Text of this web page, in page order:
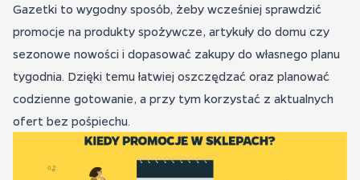
Gazetki to wygodny sposób, żeby wcześniej sprawdzić
promocje na produkty spożywcze, artykuły do domu czy
sezonowe nowości i dopasować zakupy do własnego planu
tygodnia. Dzięki temu łatwiej oszczędzać oraz planować
codzienne gotowanie, a przy tym korzystać z aktualnych
ofert bez pośpiechu.